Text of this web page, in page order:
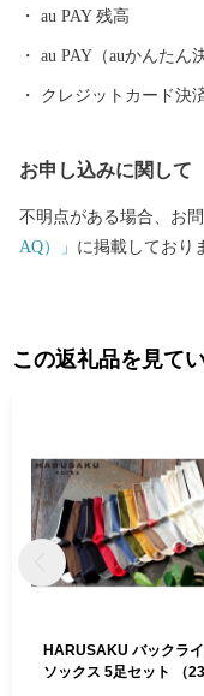
部には、奈良県内第2
ちなんだ竹取公園など
外や県外からも親子連
au PAY 残高
au PAY（auかんたん
クレジットカード決
お申し込みに関して
不明点がある場合、お
AQ）」 に掲載しており
この返礼品を見て
HARUSAKU バックラ
ソックス 5足セット （